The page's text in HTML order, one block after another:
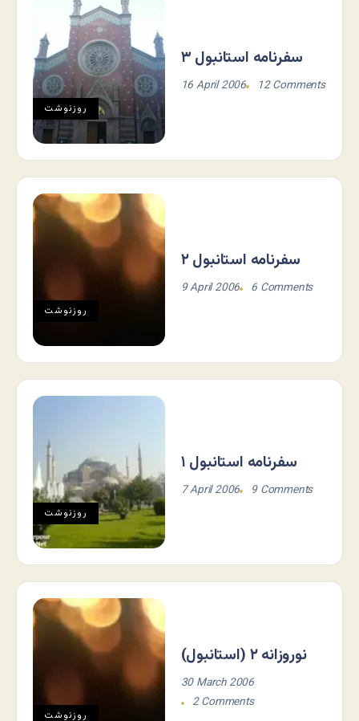
روزنوشت
سفرنامه استانبول ۳
16 April 2006 12 Comments
روزنوشت
سفرنامه استانبول ۲
9 April 2006 6 Comments
روزنوشت
سفرنامه استانبول ۱
7 April 2006 9 Comments
روزنوشت
نوروزانه ۲ (استانبول)
30 March 2006
2 Comments